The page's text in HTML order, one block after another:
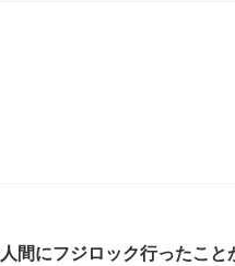
間にフジロック行ったこ